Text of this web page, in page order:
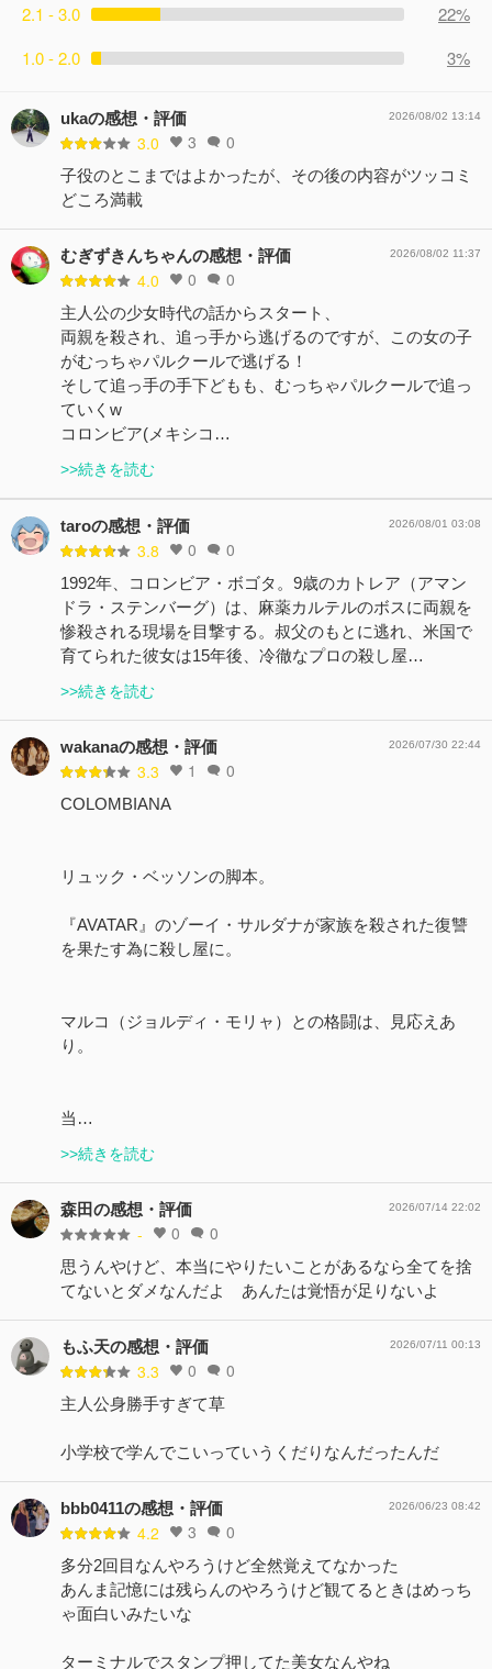
2.1 - 3.0
22%
1.0 - 2.0
3%
ukaの感想・評価
3.0 3 0
2026/08/02 13:14
子役のとこまではよかったが、その後の内容がツッコミ
どころ満載
むぎずきんちゃんの感想・評価
4.0 0 0
2026/08/02 11:37
主人公の少女時代の話からスタート、
両親を殺され、追っ手から逃げるのですが、この女の子
がむっちゃパルクールで逃げる！
そして追っ手の手下どもも、むっちゃパルクールで追っ
ていくw
コロンビア(メキシコ…
>>続きを読む
taroの感想・評価
3.8 0 0
2026/08/01 03:08
1992年、コロンビア・ボゴタ。9歳のカトレア（アマン
ドラ・ステンバーグ）は、麻薬カルテルのボスに両親を
惨殺される現場を目撃する。叔父のもとに逃れ、米国で
育てられた彼女は15年後、冷徹なプロの殺し屋…
>>続きを読む
wakanaの感想・評価
3.3 1 0
2026/07/30 22:44
COLOMBIANA
リュック・ベッソンの脚本。
『AVATAR』のゾーイ・サルダナが家族を殺された復讐
を果たす為に殺し屋に。
マルコ（ジョルディ・モリャ）との格闘は、見応えあ
り。
当…
>>続きを読む
森田の感想・評価
- 0 0
2026/07/14 22:02
思うんやけど、本当にやりたいことがあるなら全てを捨
てないとダメなんだよ あんたは覚悟が足りないよ
もふ天の感想・評価
3.3 0 0
2026/07/11 00:13
主人公身勝手すぎて草
小学校で学んでこいっていうくだりなんだったんだ
bbb0411の感想・評価
4.2 3 0
2026/06/23 08:42
多分2回目なんやろうけど全然覚えてなかった
あんま記憶には残らんのやろうけど観てるときはめっち
ゃ面白いみたいな
ターミナルでスタンプ押してた美女なんやね